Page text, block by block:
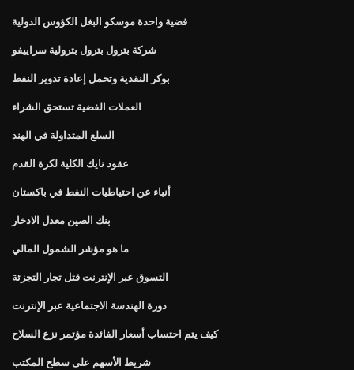
فضية واحدة موسكو البغل الكؤوس الدولية
شركة بترول بترول بترولية سراييفو
بوكر النقدية وتحمل إعادة تدوير النفط
العملات الفضية تستحق الشراء
السلع المتداولة في الهند
عقود نايك الكلية لكرة القدم
أنباء عن احتياطيات النفط في باكستان
بنك الصين معدل الادخار
ما هو مؤشر الشمول المالي
التسوق عبر الإنترنت قتل تجار التجزئة
دورة الهندسة الاجتماعية عبر الإنترنت
كيف يتم احتساب أسعار الفائدة مؤتمر نزع السلاح
شريط الأسهم على سطح المكتب